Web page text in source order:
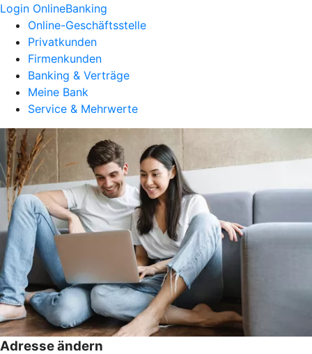
Login OnlineBanking
Online-Geschäftsstelle
Privatkunden
Firmenkunden
Banking & Verträge
Meine Bank
Service & Mehrwerte
Adresse ändern